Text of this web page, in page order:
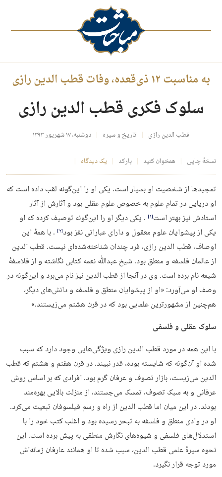
به مناسبت ۱۲ ذی‌قعده، وفات قطب الدین رازی
سلوک فکری قطب الدین رازی
قطب الدین رازی تاریخ و سیره دوشنبه، ۱۷ شهریور ۱۳۹۳
نسخهٔ چاپی همخوان کنید بارکد یک دیدگاه
تمجیدها از شخصیت او بسیار است. یکی او را این‌گونه لقب داده است که
او دریایی در تمام علوم به خصوص علوم عقلی بود و آثارش از آثار
استادش نیز بهتر است‏[۱]‎
. یکی دیگر او را این‌گونه توصیف کرده که او
یکی از پیشوایان علوم معقول و دارای عباراتی نغز بود‏[۲]‎
. با همهٔ این
اوصاف، قطب الدین رازی، فرد چندان شناخته‌شده‌ای نیست. قطب الدین
از عالمان فلسفه و منطق بود. شیخ عبدﷲ نعمه کتابی نگاشته و از فلاسفهٔ
شیعه نام برده است. وی در آنجا از قطب الدین نیز نام می‌برد و این‌گونه در
وصف او می‌آورد: «او از پیشوایان منطق و فلسفه و دانش‌های دیگر،
هم‌چنین از مشهورترین علمایی بود که در قرن هشتم می‌زیستند.»
سلوک عقلی و فلسفی
با این همه در مورد قطب الدین رازی ویژگی‌هایی وجود دارد که سبب
شده او آن‌گونه که شایسته بوده، قدر نبیند. در قرن هفتم و هشتم که قطب
الدین می‌زیست، بازار تصوف و عرفان گرم بود. افرادی که بر اساس روش
عرفانی و به سبک تصوف، تمسک می‌جستند، از منزلت بالایی بهره‌مند
بودند. در این میان اما قطب الدین از راه و رسم فیلسوفان تبعیت می‌کرد.
او در وادی منطق و فلسفه به تبحر رسیده بود و اغلب کتب خود را با
استدلال‌های فلسفی و شیوه‌های نگارش منطقی به پیش برده است. این
نحوه سیرهٔ علمی قطب الدین، سبب شده تا او همانند عارفان زمانه‌اش
مورد توجه قرار نگیرد.